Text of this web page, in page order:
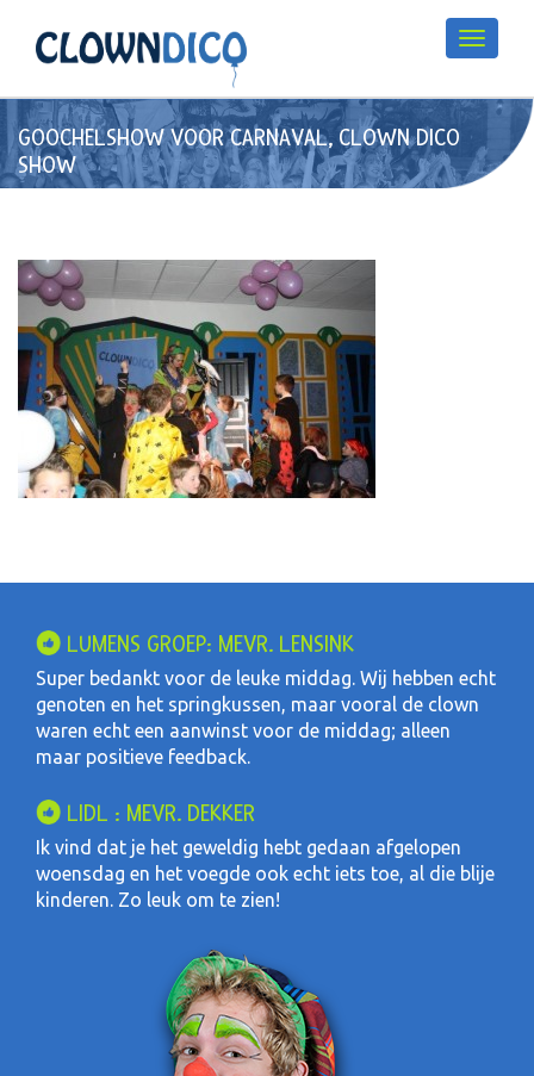
GOOCHELSHOW VOOR CARNAVAL, CLOWN DICO
SHOW
LUMENS GROEP: MEVR. LENSINK
Super bedankt voor de leuke middag. Wij hebben echt
genoten en het springkussen, maar vooral de clown
waren echt een aanwinst voor de middag; alleen
maar positieve feedback.
LIDL : MEVR. DEKKER
Ik vind dat je het geweldig hebt gedaan afgelopen
woensdag en het voegde ook echt iets toe, al die blije
kinderen. Zo leuk om te zien!